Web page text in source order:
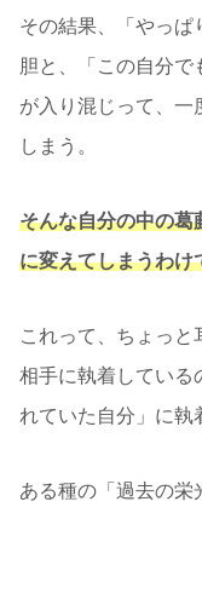
その結果、「やっぱ
胆と、「この自分で
が入り混じって、一
しまう。
そんな自分の中の葛
に変えてしまうわけ
これって、ちょっと
相手に執着している
れていた自分」に執
ある種の「過去の栄